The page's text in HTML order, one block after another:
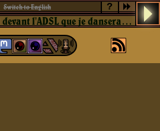
Switch to English ?
«C'est peut-être seul devant l'ADSL que je danserai le tango mortel»